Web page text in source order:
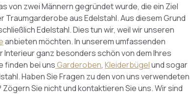
von zwei Männern gegründet wurde, die ein Ziel
Traumgarderobe aus Edelstahl. Aus diesem Grund
Edelstahl. Dies tun wir, weil wir unseren
anbieten möchten. In unserem umfassenden
Interieur ganz besonders schön von dem Ihres
finden bei unsGarderoben, Kleiderbügelund sogar
Haben Sie Fragen zu den von uns verwendeten
Sie nicht und kontaktieren Sie uns. Wir sind